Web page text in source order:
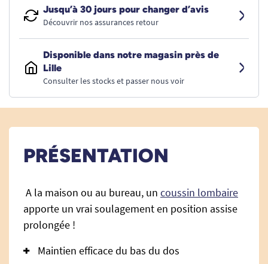
Jusqu’à 30 jours pour changer d’avis
Découvrir nos assurances retour
Disponible dans notre magasin près de
Lille
Consulter les stocks et passer nous voir
PRÉSENTATION
A la maison ou au bureau, un coussin lombaire
apporte un vrai soulagement en position assise
prolongée !
Maintien efficace du bas du dos